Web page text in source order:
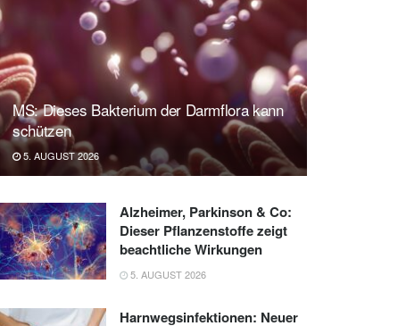
MS: Dieses Bakterium der Darmflora kann
schützen
5. AUGUST 2026
Alzheimer, Parkinson & Co:
Dieser Pflanzenstoffe zeigt
beachtliche Wirkungen
5. AUGUST 2026
Harnwegsinfektionen: Neuer